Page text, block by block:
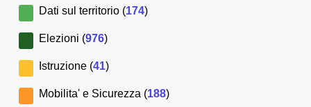
Dati sul territorio (174)
Elezioni (976)
Istruzione (41)
Mobilita' e Sicurezza (188)